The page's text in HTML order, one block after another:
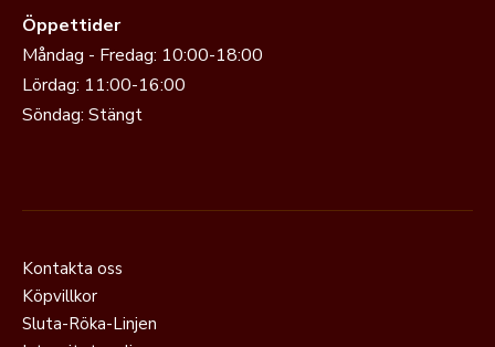
Öppettider
Måndag - Fredag: 10:00-18:00
Lördag: 11:00-16:00
Söndag: Stängt
Kontakta oss
Köpvillkor
Sluta-Röka-Linjen